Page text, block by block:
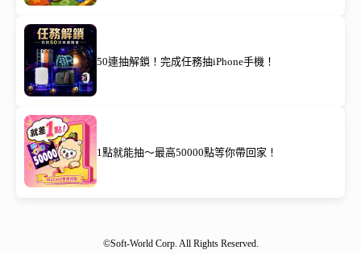
50連抽解鎖！完成任務抽iPhone手機！
1點就能抽～最高50000點等你帶回家！
©Soft-World Corp. All Rights Reserved.